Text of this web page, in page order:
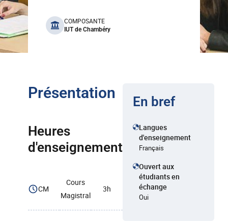
benefits
COMPOSANTE
IUT de Chambéry
Présentation
Heures
d'enseignement
CM
Cours
Magistral
3h
En bref
Langues
d'enseignement
Français
Ouvert aux
étudiants en
échange
Oui